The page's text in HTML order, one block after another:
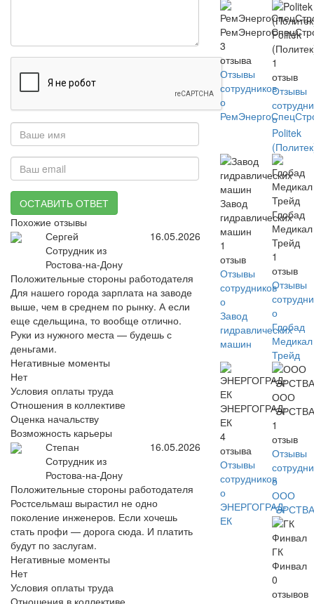
ОСТАВИТЬ ОТВЕТ
Похожие отзывы
Сергей
Сотрудник из
Ростова-на-Дону
16.05.2026
Положительные стороны работодателя
Для нашего города зарплата на заводе
выше, чем в среднем по рынку. А если
еще сдельщина, то вообще отлично.
Руки из нужного места — будешь с
деньгами.
Негативные моменты
Нет
Условия оплаты труда
Отношения в коллективе
Оценка начальству
Возможность карьеры
Степан
Сотрудник из
Ростова-на-Дону
16.05.2026
Положительные стороны работодателя
Ростсельмаш вырастил не одно
поколение инженеров. Если хочешь
стать профи — дорога сюда. И платить
будут по заслугам.
Негативные моменты
Нет
Условия оплаты труда
Отношения в коллективе
3
отзыва
Отзывы
сотрудников
о
Politek
1
отзыв
Отзывы
о
Politek
Завод
гидравлических
машин
1
отзыв
Отзывы
сотрудников
о
Завод
гидравлических
машин
Глобад
Медикал
Трейд
1
отзыв
Отзывы
о
Глобад
Медикал
Трейд
ЭНЕРГОГРАД-
ЕК
4
отзыва
Отзывы
сотрудников
о
ЭНЕРГОГРАД-
ЕК
ООО
1
отзыв
Отзывы
о
ООО
ГК
Финвал
0
отзывов